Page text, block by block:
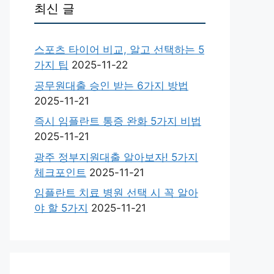
최신 글
스포츠 타이어 비교, 알고 선택하는 5
가지 팁 2025-11-22
공무원대출 승인 받는 6가지 방법
2025-11-21
즉시 임플란트 통증 완화 5가지 비법
2025-11-21
광주 정부지원대출 알아보자! 5가지
체크포인트 2025-11-21
임플란트 치료 병원 선택 시 꼭 알아
야 할 5가지 2025-11-21